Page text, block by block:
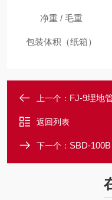
净重 / 毛重
包装体积（纸箱）
上一个： FJ-9埋地管道
返回列表
下一个： SBD-100B